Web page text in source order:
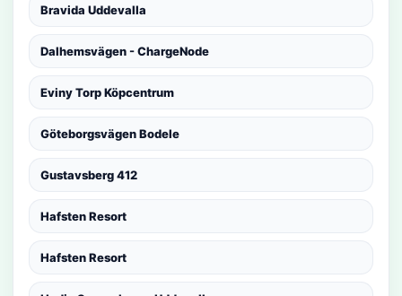
Bravida Uddevalla
Dalhemsvägen - ChargeNode
Eviny Torp Köpcentrum
Göteborgsvägen Bodele
Gustavsberg 412
Hafsten Resort
Hafsten Resort